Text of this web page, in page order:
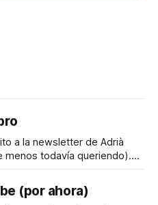
a la newsletter de Adrià
menos todavía queriendo).
es como la piedra de Sísifo,
que cuando llega el
(por ahora)